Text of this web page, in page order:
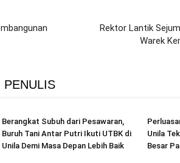
Rektor Lantik
Warek
PENULIS
Berangkat Subuh dari Pesawaran,
Buruh Tani Antar Putri Ikuti UTBK di
Unila Demi Masa Depan Lebih Baik
Unila
Besar